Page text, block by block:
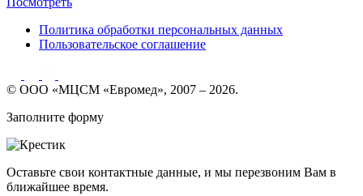
Политика обработки персональных данных
Пользовательское соглашение
© ООО «МЦСМ «Евромед», 2007 – 2026.
Заполните форму
Оставьте свои контактные данные, и мы перезвоним Вам в
ближайшее время.